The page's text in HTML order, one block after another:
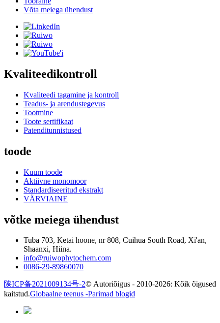
Võta meiega ühendust
Kvaliteedikontroll
Kvaliteedi tagamine ja kontroll
Teadus- ja arendustegevus
Tootmine
Toote sertifikaat
Patenditunnistused
toode
Kuum toode
Aktiivne monomoor
Standardiseeritud ekstrakt
VÄRVIAINE
võtke meiega ühendust
Tuba 703, Ketai hoone, nr 808, Cuihua South Road, Xi'an,
Shaanxi, Hiina.
info@ruiwophytochem.com
0086-29-89860070
陕ICP备2021009134号-2© Autoriõigus - 2010-2026: Kõik õigused
kaitstud.Globaalne teenus -Parimad blogid